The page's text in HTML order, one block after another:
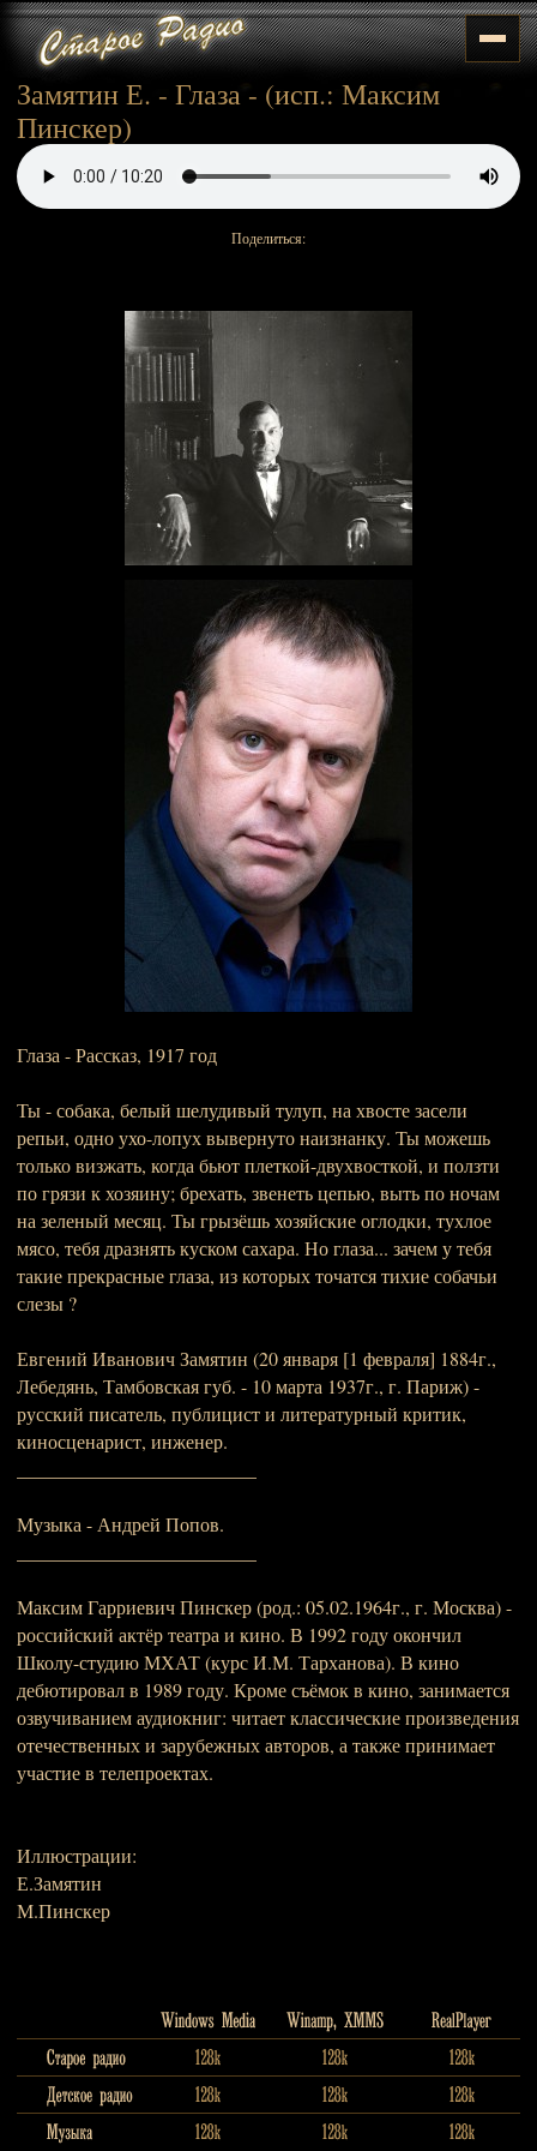
Замятин Е. - Глаза - (исп.: Максим
Пинскер)
Поделиться:
Глаза - Рассказ, 1917 год
Ты - собака, белый шелудивый тулуп, на хвосте засели
репьи, одно ухо-лопух вывернуто наизнанку. Ты можешь
только визжать, когда бьют плеткой-двухвосткой, и ползти
по грязи к хозяину; брехать, звенеть цепью, выть по ночам
на зеленый месяц. Ты грызёшь хозяйские оглодки, тухлое
мясо, тебя дразнять куском сахара. Но глаза... зачем у тебя
такие прекрасные глаза, из которых точатся тихие собачьи
слезы ?
Евгений Иванович Замятин (20 января [1 февраля] 1884г.,
Лебедянь, Тамбовская губ. - 10 марта 1937г., г. Париж) -
русский писатель, публицист и литературный критик,
киносценарист, инженер.
Музыка - Андрей Попов.
Максим Гарриевич Пинскер (род.: 05.02.1964г., г. Москва) -
российский актёр театра и кино. В 1992 году окончил
Школу-студию МХАТ (курс И.М. Тарханова). В кино
дебютировал в 1989 году. Кроме съёмок в кино, занимается
озвучиванием аудиокниг: читает классические произведения
отечественных и зарубежных авторов, а также принимает
участие в телепроектах.
Иллюстрации:
Е.Замятин
М.Пинскер